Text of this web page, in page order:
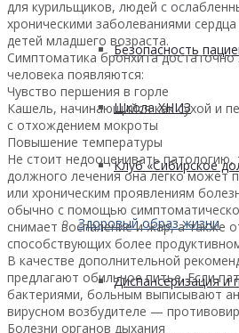
Безопасность
Школа ХНИЗ
Клуб «Сибирское
Здоровый образ жизни
Диспансеризация и
для курильщиков, людей с
хроническими заболеваниями
детей младшего возраста.
Симптоматика бронхита достаточно
человека появляются:
Чувство першения в горле
Кашель, начинающийся как сухой и
с отхождением мокроты
Повышение температуры
Не стоит недооценивать патологию,
должного лечения она легко может
или хроническим проявлениям
обычно с помощью
снимает воспаление и жар, а также
способствующих более
В качестве дополнительной
предлагают обильное питье. Если
бактериями, больным выписывают
вирусном возбудителе —
Болезни органов дыхания